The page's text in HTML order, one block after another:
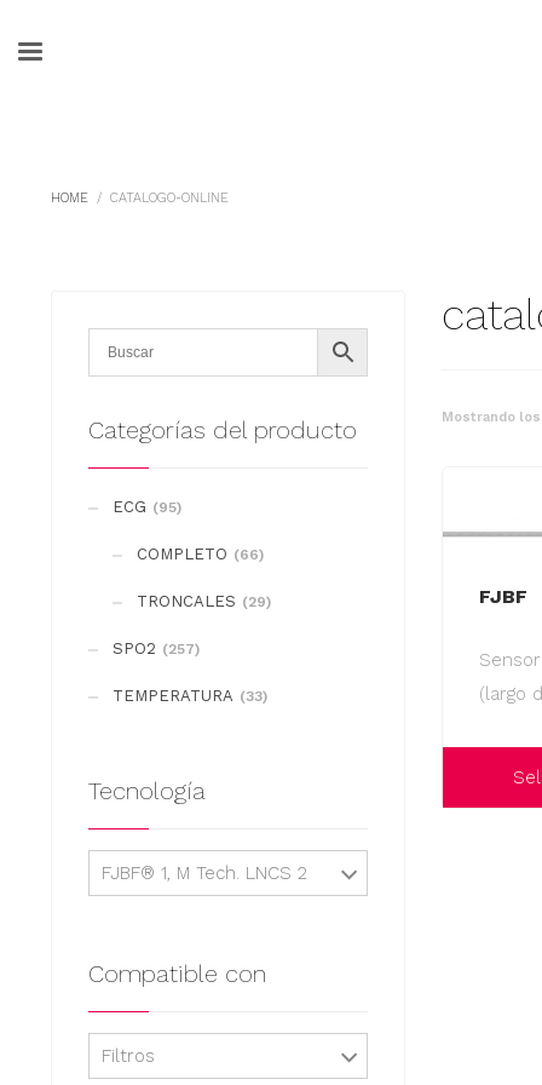
HOME CATALOGO-ONLINE
Mostrando
FJBF
(largo
Categorías del producto
ECG (95)
COMPLETO (66)
TRONCALES (29)
SPO2 (257)
TEMPERATURA (33)
Tecnología
FJBF® 1, M Tech. LNCS 2
Compatible con
Filtros